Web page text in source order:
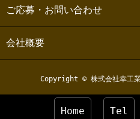
ご応募・お問い合わせ
会社概要
Copyright © 株式会社幸
Home Tel